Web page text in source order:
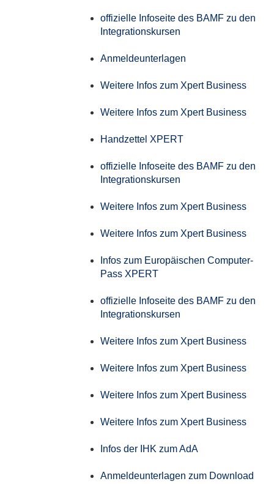
offizielle Infoseite des BAMF zu den
Integrationskursen
Anmeldeunterlagen
Weitere Infos zum Xpert Business
Weitere Infos zum Xpert Business
Handzettel XPERT
offizielle Infoseite des BAMF zu den
Integrationskursen
Weitere Infos zum Xpert Business
Weitere Infos zum Xpert Business
Infos zum Europäischen Computer-
Pass XPERT
offizielle Infoseite des BAMF zu den
Integrationskursen
Weitere Infos zum Xpert Business
Weitere Infos zum Xpert Business
Weitere Infos zum Xpert Business
Weitere Infos zum Xpert Business
Infos der IHK zum AdA
Anmeldeunterlagen zum Download